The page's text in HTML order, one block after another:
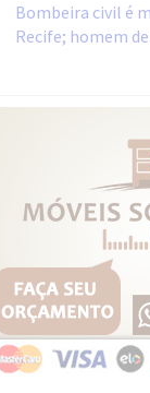
Bombeira civil é
Recife; homem